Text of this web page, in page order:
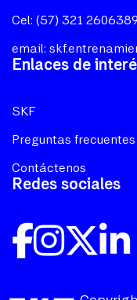
Cel: (57) 321
email:
Enlaces de
SKF
Preguntas frecuentes
Contáctenos
Redes sociales